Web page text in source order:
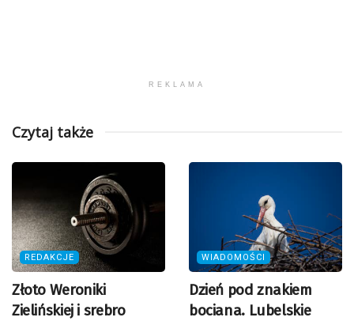
REKLAMA
Czytaj także
REDAKCJE
Złoto Weroniki
Zielińskiej i srebro
WIADOMOŚCI
Dzień pod znakiem
bociana. Lubelskie